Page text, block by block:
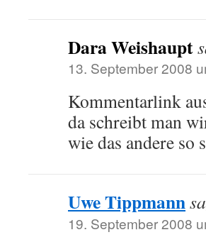
Dara Weishaupt
13. September 2008
Kommentarlink
da schreibt man
wie das andere so
Uwe Tippmann
19. September 2008